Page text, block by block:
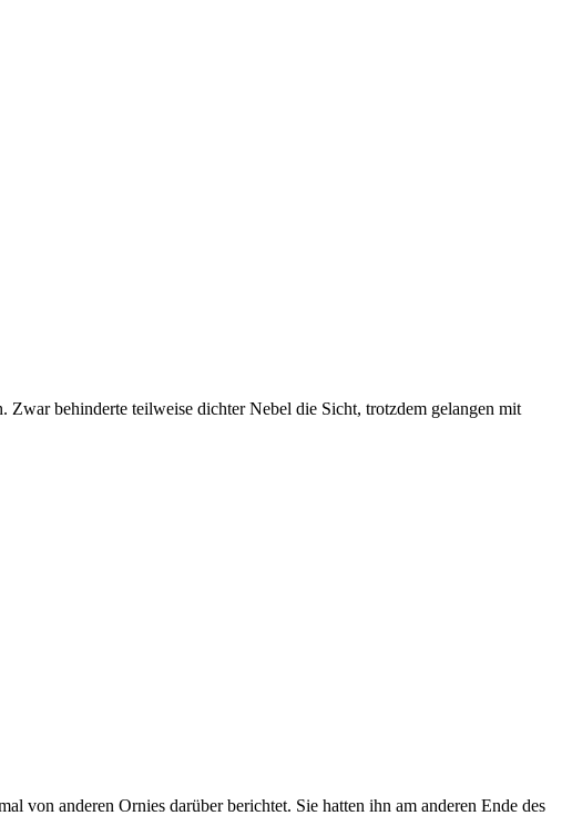
behinderte teilweise dichter Nebel die Sicht, trotzdem gelangen mit
von anderen Ornies darüber berichtet. Sie hatten ihn am anderen Ende des